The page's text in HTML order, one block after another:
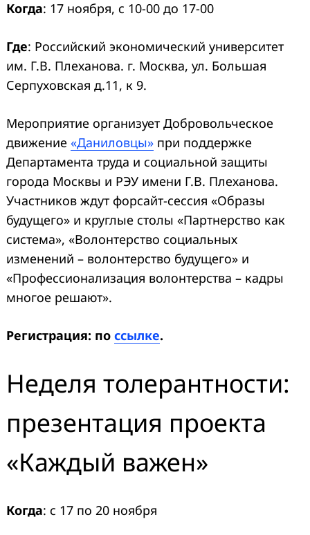
Когда: 17 ноября, с 10-00 до 17-00
Где: Российский экономический университет
им. Г.В. Плеханова. г. Москва, ул. Большая
Серпуховская д.11, к 9.
Мероприятие организует Добровольческое
движение «Даниловцы» при поддержке
Департамента труда и социальной защиты
города Москвы и РЭУ имени Г.В. Плеханова.
Участников ждут форсайт-сессия «Образы
будущего» и круглые столы «Партнерство как
система», «Волонтерство социальных
изменений – волонтерство будущего» и
«Профессионализация волонтерства – кадры
многое решают».
Регистрация: по ссылке.
Неделя толерантности:
презентация проекта
«Каждый важен»
Когда: с 17 по 20 ноября